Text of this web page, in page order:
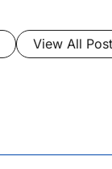
View All